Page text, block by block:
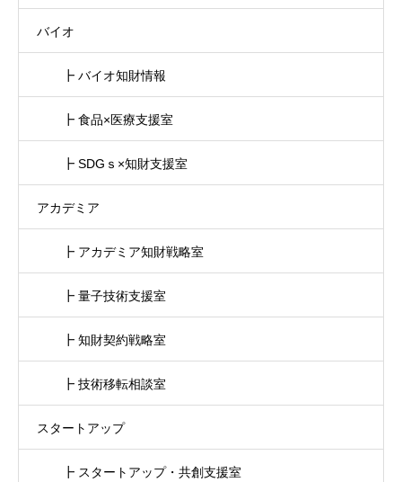
バイオ
┣ バイオ知財情報
┣ 食品×医療支援室
┣ SDGｓ×知財支援室
アカデミア
┣ アカデミア知財戦略室
┣ 量子技術支援室
┣ 知財契約戦略室
┣ 技術移転相談室
スタートアップ
┣ スタートアップ・共創支援室